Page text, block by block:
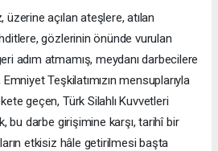
açılan ateşlere, atılan
gözlerinin önünde vurulan
adım atmamış, meydanı darbecilere
Teşkilatımızın mensuplarıyla
geçen, Türk Silahlı Kuvvetleri
bu darbe girişimine karşı, tarihî bir
etkisiz hâle getirilmesi başta